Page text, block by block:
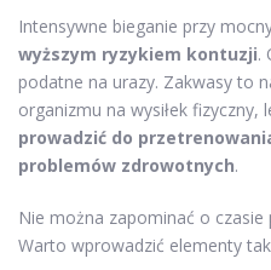
Intensywne bieganie przy
wyższym ryzykiem kontuzji.
podatne na urazy. Zakwasy to
organizmu na wysiłek fizyczny,
prowadzić do
problemów zdrowotnych.
Nie można zapominać o
Warto wprowadzić elementy